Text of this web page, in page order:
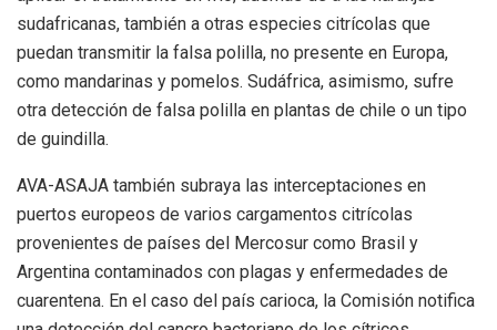
sudafricanas, también a otras especies citrícolas que
puedan transmitir la falsa polilla, no presente en Europa,
como mandarinas y pomelos. Sudáfrica, asimismo, sufre
otra detección de falsa polilla en plantas de chile o un tipo
de guindilla.
AVA-ASAJA también subraya las interceptaciones en
puertos europeos de varios cargamentos citrícolas
provenientes de países del Mercosur como Brasil y
Argentina contaminados con plagas y enfermedades de
cuarentena. En el caso del país carioca, la Comisión notifica